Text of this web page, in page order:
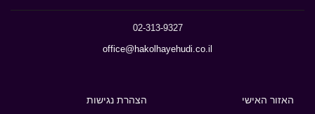
02-313-9327
office@hakolhayehudi.co.il
האזור האישי הצהרת נגישות